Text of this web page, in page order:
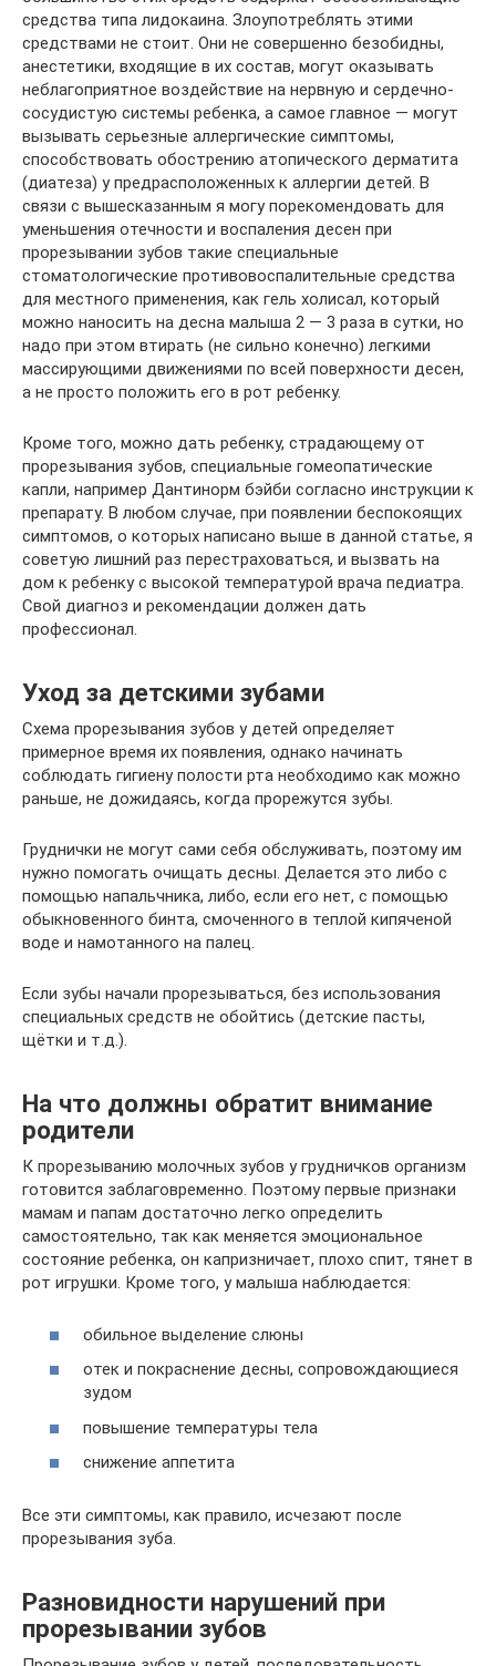
средства типа лидокаина. Злоупотреблять этими
средствами не стоит. Они не совершенно безобидны,
анестетики, входящие в их состав, могут оказывать
неблагоприятное воздействие на нервную и сердечно-
сосудистую системы ребенка, а самое главное — могут
вызывать серьезные аллергические симптомы,
способствовать обострению атопического дерматита
(диатеза) у предрасположенных к аллергии детей. В
связи с вышесказанным я могу порекомендовать для
уменьшения отечности и воспаления десен при
прорезывании зубов такие специальные
стоматологические противовоспалительные средства
для местного применения, как гель холисал, который
можно наносить на десна малыша 2 — 3 раза в сутки, но
надо при этом втирать (не сильно конечно) легкими
массирующими движениями по всей поверхности десен,
а не просто положить его в рот ребенку.
Кроме того, можно дать ребенку, страдающему от
прорезывания зубов, специальные гомеопатические
капли, например Дантинорм бэйби согласно инструкции к
препарату. В любом случае, при появлении беспокоящих
симптомов, о которых написано выше в данной статье, я
советую лишний раз перестраховаться, и вызвать на
дом к ребенку с высокой температурой врача педиатра.
Свой диагноз и рекомендации должен дать
профессионал.
Уход за детскими зубами
Схема прорезывания зубов у детей определяет
примерное время их появления, однако начинать
соблюдать гигиену полости рта необходимо как можно
раньше, не дожидаясь, когда прорежутся зубы.
Груднички не могут сами себя обслуживать, поэтому им
нужно помогать очищать десны. Делается это либо с
помощью напальчника, либо, если его нет, с помощью
обыкновенного бинта, смоченного в теплой кипяченой
воде и намотанного на палец.
Если зубы начали прорезываться, без использования
специальных средств не обойтись (детские пасты,
щётки и т.д.).
На что должны обратит внимание
родители
К прорезыванию молочных зубов у грудничков организм
готовится заблаговременно. Поэтому первые признаки
мамам и папам достаточно легко определить
самостоятельно, так как меняется эмоциональное
состояние ребенка, он капризничает, плохо спит, тянет в
рот игрушки. Кроме того, у малыша наблюдается:
обильное выделение слюны
отек и покраснение десны, сопровождающиеся
зудом
повышение температуры тела
снижение аппетита
Все эти симптомы, как правило, исчезают после
прорезывания зуба.
Разновидности нарушений при
прорезывании зубов